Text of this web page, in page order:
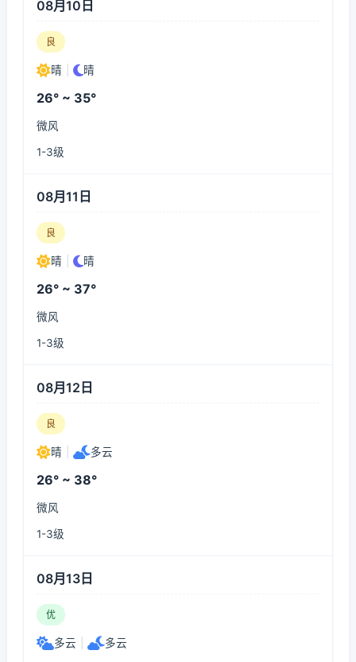
08月10日
良
晴 晴
26° ~ 35°
微风
1-3级
08月11日
良
晴 晴
26° ~ 37°
微风
1-3级
08月12日
良
晴 多云
26° ~ 38°
微风
1-3级
08月13日
优
多云 多云